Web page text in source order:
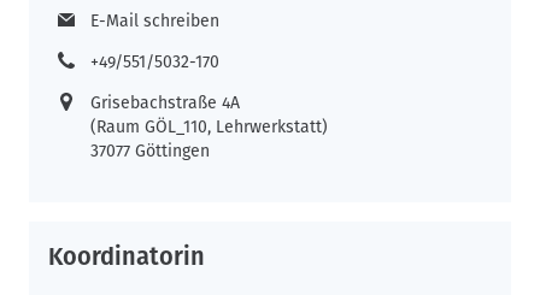
E-Mail schreiben
+49/551/5032-170
Grisebachstraße 4A
(Raum GÖL_110, Lehrwerkstatt)
37077 Göttingen
Koordinatorin